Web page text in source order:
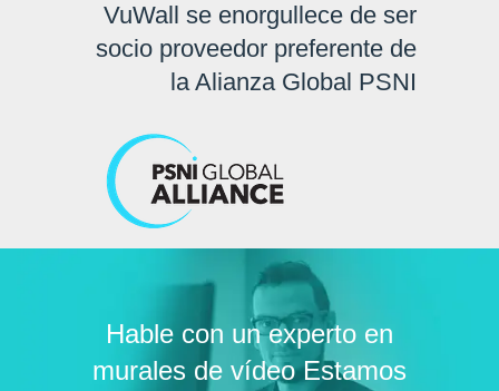
VuWall se enorgullece de ser
socio proveedor preferente de
la Alianza Global PSNI
Hable con un experto en
murales de vídeo Estamos